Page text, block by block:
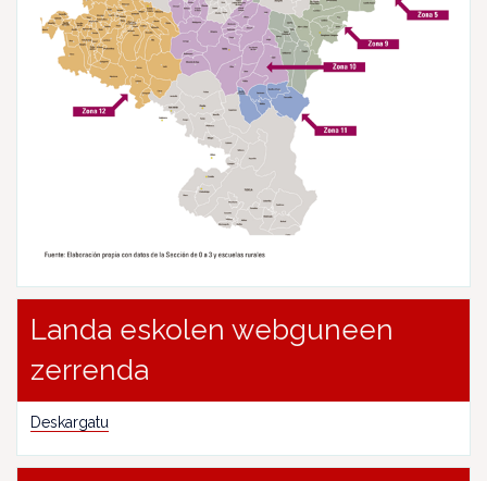
Landa eskolen webguneen
zerrenda
Deskargatu